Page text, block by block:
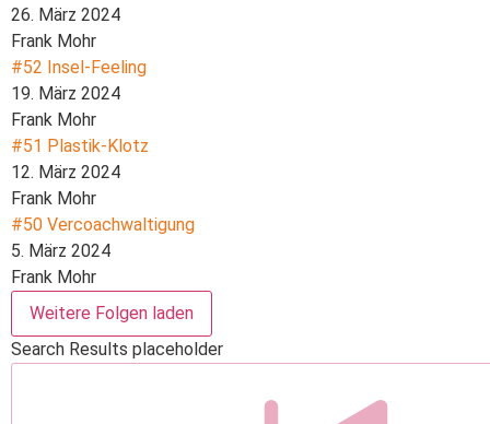
26. März 2024
Frank Mohr
#52 Insel-Feeling
19. März 2024
Frank Mohr
#51 Plastik-Klotz
12. März 2024
Frank Mohr
#50 Vercoachwaltigung
5. März 2024
Frank Mohr
Weitere Folgen laden
Search Results placeholder